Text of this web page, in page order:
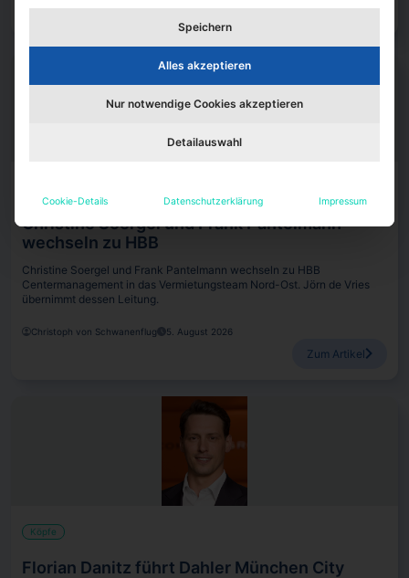
Zum Artikel
Christine Soergel und Frank Pantelmann
wechseln zu HBB
Christine Soergel und Frank Pantelmann wechseln zu HBB
Centermanagement in das Vermietungsteam Nord-Ost. Jörn de Vries
übernimmt dessen Leitung.
Christoph von Schwanenflug 5. August 2026
Zum Artikel
Köpfe
Florian Danitz führt Dahler München City
Speichern
Alles akzeptieren
Nur notwendige Cookies akzeptieren
Detailauswahl
Cookie-Details Datenschutzerklärung Impressum